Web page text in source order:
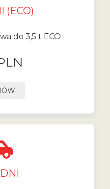
(ECO)
do 3,5 t ECO
DNI